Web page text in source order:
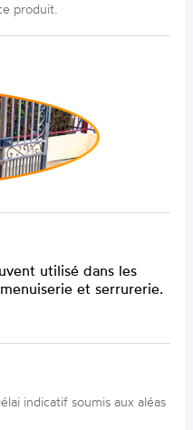
produit.
utilisé dans les
et serrurerie.
indicatif soumis aux aléas